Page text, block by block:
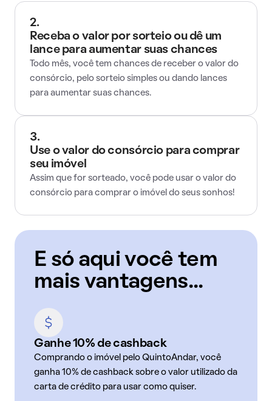
2.
Receba o valor por sorteio ou dê um
lance para aumentar suas chances
Todo mês, você tem chances de receber o valor do
consórcio, pelo sorteio simples ou dando lances
para aumentar suas chances.
3.
Use o valor do consórcio para comprar
seu imóvel
Assim que for sorteado, você pode usar o valor do
consórcio para comprar o imóvel do seus sonhos!
E só aqui você tem
mais vantagens...
Ganhe 10% de cashback
Comprando o imóvel pelo QuintoAndar, você
ganha 10% de cashback sobre o valor utilizado da
carta de crédito para usar como quiser.